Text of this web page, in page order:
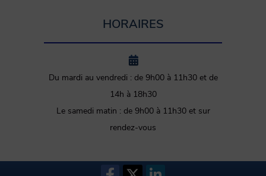
HORAIRES
Du mardi au vendredi : de 9h00 à 11h30 et de
14h à 18h30
Le samedi matin : de 9h00 à 11h30 et sur
rendez-vous